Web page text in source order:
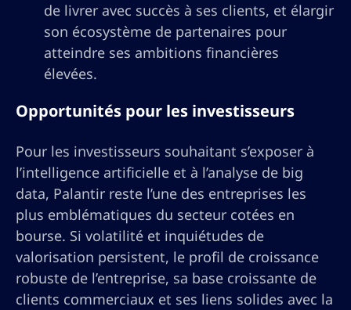
de livrer avec succès à ses clients, et élargir
son écosystème de partenaires pour
atteindre ses ambitions financières
élevées.
Opportunités pour les investisseurs
Pour les investisseurs souhaitant s’exposer à
l’intelligence artificielle et à l’analyse de big
data, Palantir reste l’une des entreprises les
plus emblématiques du secteur cotées en
bourse. Si volatilité et inquiétudes de
valorisation persistent, le profil de croissance
robuste de l’entreprise, sa base croissante de
clients commerciaux et ses liens solides avec la